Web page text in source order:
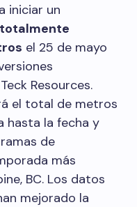
iniciar un
el 25 de mayo
Resources.
el total de metros
hasta la fecha y
de
más
BC. Los datos
mejorado la